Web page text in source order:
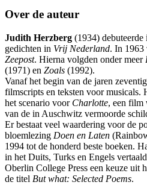
Over de auteur
Judith Herzberg (1934) debuteerde
gedichten in Vrij Nederland. In 1963
Zeepost. Hierna volgden onder meer
(1971) en Zoals (1992).
Vanaf het begin van de jaren
filmscripts en teksten voor musicals.
het scenario voor Charlotte, een film
van de in Auschwitz vermoorde
Er bestaat veel waardering voor de
bloemlezing Doen en Laten
1994 tot de honderd beste boeken.
in het Duits, Turks en Engels
Oberlin College Press een keuze uit
de titel But what: Selected Poems.